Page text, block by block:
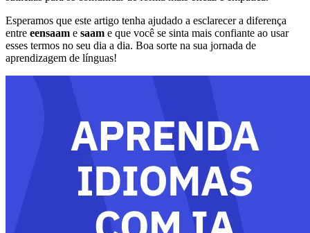
Esperamos que este artigo tenha ajudado a esclarecer a diferença
entre eensaam e saam e que você se sinta mais confiante ao usar
esses termos no seu dia a dia. Boa sorte na sua jornada de
aprendizagem de línguas!